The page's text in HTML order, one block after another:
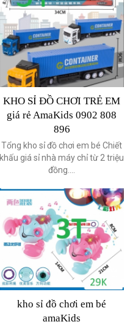
KHO SỈ ĐỒ CHƠI TRẺ EM
giá rẻ AmaKids 0902 808
896
Tổng kho sỉ đồ chơi em bé Chiết
khấu giá sỉ nhà máy chỉ từ 2 triệu
đồng....
kho sỉ đồ chơi em bé
amaKids